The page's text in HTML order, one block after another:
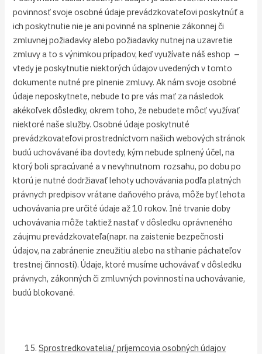
povinnosť svoje osobné údaje prevádzkovateľovi poskytnúť a
ich poskytnutie nie je ani povinné na splnenie zákonnej či
zmluvnej požiadavky alebo požiadavky nutnej na uzavretie
zmluvy a to s výnimkou prípadov, keď využívate náš eshop –
vtedy je poskytnutie niektorých údajov uvedených v tomto
dokumente nutné pre plnenie zmluvy. Ak nám svoje osobné
údaje neposkytnete, nebude to pre vás mať za následok
akékoľvek dôsledky, okrem toho, že nebudete môcť využívať
niektoré naše služby. Osobné údaje poskytnuté
prevádzkovateľovi prostredníctvom našich webových stránok
budú uchovávané iba dovtedy, kým nebude splnený účel, na
ktorý boli spracúvané a v nevyhnutnom rozsahu, po dobu po
ktorú je nutné dodržiavať lehoty uchovávania podľa platných
právnych predpisov vrátane daňového práva, môže byť lehota
uchovávania pre určité údaje až 10 rokov. Iné trvanie doby
uchovávania môže taktiež nastať v dôsledku oprávneného
záujmu prevádzkovateľa(napr. na zaistenie bezpečnosti
údajov, na zabránenie zneužitiu alebo na stíhanie páchateľov
trestnej činnosti). Údaje, ktoré musíme uchovávať v dôsledku
právnych, zákonných či zmluvných povinností na uchovávanie,
budú blokované.
Sprostredkovatelia/ príjemcovia osobných údajov